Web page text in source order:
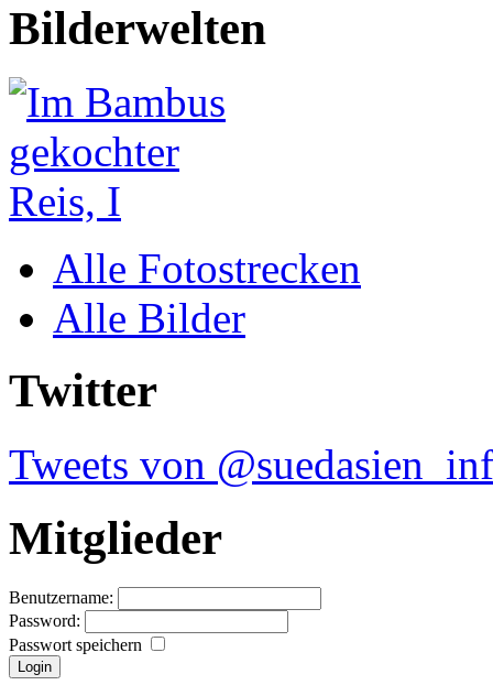
Bilderwelten
Alle Fotostrecken
Alle Bilder
Twitter
Tweets von
Mitglieder
Benutzername:
Password:
Passwort speichern